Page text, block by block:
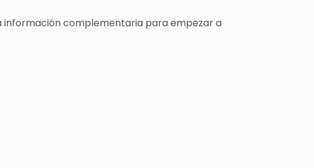
información complementaria para empezar a